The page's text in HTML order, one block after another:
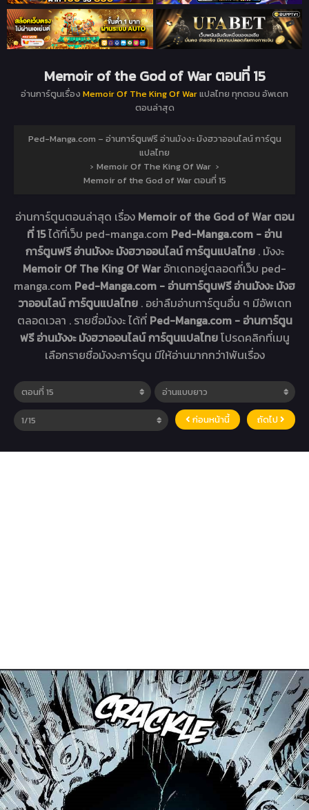
Memoir of the God of War ตอนที่ 15
อ่านการ์ตูนเรื่อง Memoir Of The King Of Warแปลไทย ทุกตอน อัพเดท
ตอนล่าสุด
Ped-Manga.com – อ่านการ์ตูนฟรี อ่านมังงะ มังฮวาออนไลน์ การ์ตูน
แปลไทย
› Memoir Of The King Of War ›
Memoir of the God of War ตอนที่ 15
อ่านการ์ตูนตอนล่าสุด เรื่อง Memoir of the God of War ตอน
ที่ 15ได้ที่เว็บ ped-manga.com Ped-Manga.com - อ่าน
การ์ตูนฟรี อ่านมังงะ มังฮวาออนไลน์ การ์ตูนแปลไทย . มังงะ
Memoir Of The King Of War อัทเดทอยู่ตลอดที่เว็บ ped-
manga.com Ped-Manga.com - อ่านการ์ตูนฟรี อ่านมังงะ มังฮ
วาออนไลน์ การ์ตูนแปลไทย . อย่าลืมอ่านการ์ตูนอื่น ๆ มีอัพเดท
ตลอดเวลา . รายชื่อมังงะ ได้ที่ Ped-Manga.com - อ่านการ์ตูน
ฟรี อ่านมังงะ มังฮวาออนไลน์ การ์ตูนแปลไทยโปรดคลิกที่เมนู
เลือกรายชื่อมังงะการ์ตูน มีให้อ่านมากกว่า1พันเรื่อง
ก่อนหน้านี้ ถัดไป